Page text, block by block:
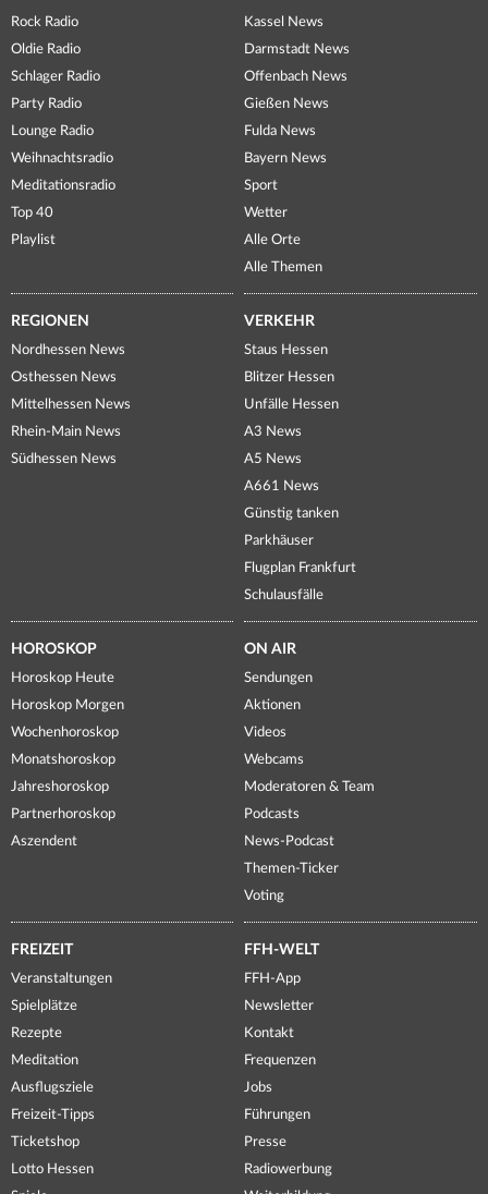
Rock Radio
Oldie Radio
Schlager Radio
Party Radio
Lounge Radio
Weihnachtsradio
Meditationsradio
Top 40
Playlist
Kassel News
Darmstadt News
Offenbach News
Gießen News
Fulda News
Bayern News
Sport
Wetter
Alle Orte
Alle Themen
REGIONEN
Nordhessen News
Osthessen News
Mittelhessen News
Rhein-Main News
Südhessen News
VERKEHR
Staus Hessen
Blitzer Hessen
Unfälle Hessen
A3 News
A5 News
A661 News
Günstig tanken
Parkhäuser
Flugplan Frankfurt
Schulausfälle
HOROSKOP
Horoskop Heute
Horoskop Morgen
Wochenhoroskop
Monatshoroskop
Jahreshoroskop
Partnerhoroskop
Aszendent
ON AIR
Sendungen
Aktionen
Videos
Webcams
Moderatoren & Team
Podcasts
News-Podcast
Themen-Ticker
Voting
FREIZEIT
Veranstaltungen
Spielplätze
Rezepte
Meditation
Ausflugsziele
Freizeit-Tipps
Ticketshop
Lotto Hessen
FFH-WELT
FFH-App
Newsletter
Kontakt
Frequenzen
Jobs
Führungen
Presse
Radiowerbung